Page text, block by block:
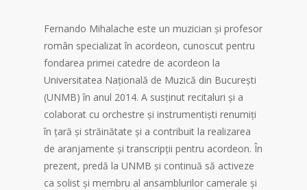
Fernando Mihalache este un muzician și profesor
român specializat în acordeon, cunoscut pentru
fondarea primei catedre de acordeon la
Universitatea Națională de Muzică din București
(UNMB) în anul 2014. A susținut recitaluri și a
colaborat cu orchestre și instrumentiști renumiți
în țară și străinătate și a contribuit la realizarea
de aranjamente și transcripții pentru acordeon. În
prezent, predă la UNMB și continuă să activeze
ca solist și membru al ansamblurilor camerale și